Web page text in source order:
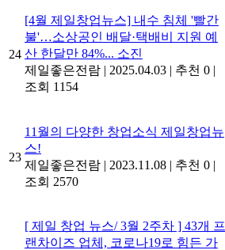
24
[4월 제일창업뉴스] 내수 침체 '빨간
불'…소상공인 배달·택배비 지원 예
산 한달만 84%... 소진
제일좋은전람 | 2025.04.03 | 추천 0 |
조회 1154
23
11월의 다양한 창업소식 제일창업뉴
스!
제일좋은전람 | 2023.11.08 | 추천 0 |
조회 2570
[ 제일 창업 뉴스/ 3월 2주차 ] 43개 프
랜차이즈 업체, 코로나19로 힘든 가